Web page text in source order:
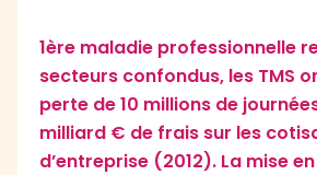
1ère maladie professionnelle
secteurs confondus, les TMS
perte de 10 millions de
milliard € de frais sur les
d’entreprise (2012). La mise